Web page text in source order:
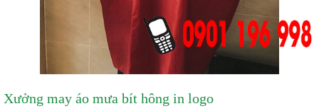
Xưởng may áo mưa bít hông in logo